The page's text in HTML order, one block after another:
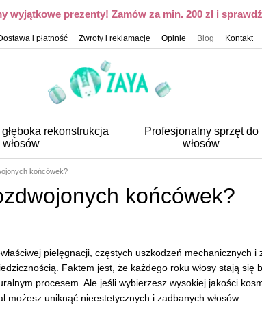
wyjątkowe prezenty! Zamów za min. 200 zł i
i płatność Zwroty i reklamacje Opinie Blog Kontakt
rekonstrukcja
włosów
Profesjonalny sprzęt do
włosów
końcówek?
końcówek?
pielęgnacji, częstych uszkodzeń
Faktem jest, że każdego roku włosy stają
procesem. Ale jeśli wybierzesz wysokiej jakości
możesz uniknąć nieestetycznych i zadbanych włosów.